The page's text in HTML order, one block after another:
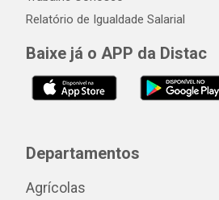
Relatório de Igualdade Salarial
Baixe já o APP da Distac
Departamentos
Agrícolas